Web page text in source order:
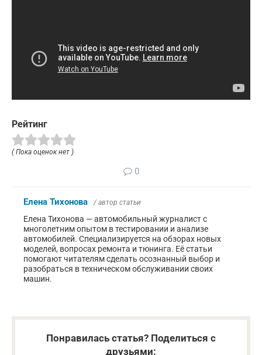
Рейтинг
( Пока оценок нет )
0
Елена Тихонова / автор статьи
Елена Тихонова — автомобильный журналист с
многолетним опытом в тестировании и анализе
автомобилей. Специализируется на обзорах новых
моделей, вопросах ремонта и тюнинга. Её статьи
помогают читателям сделать осознанный выбор и
разобраться в техническом обслуживании своих
машин.
Понравилась статья? Поделиться с
друзьями: